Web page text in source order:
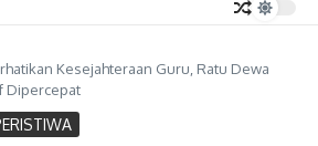
Kesejahteraan Guru, Ratu Dewa
Dipercepat